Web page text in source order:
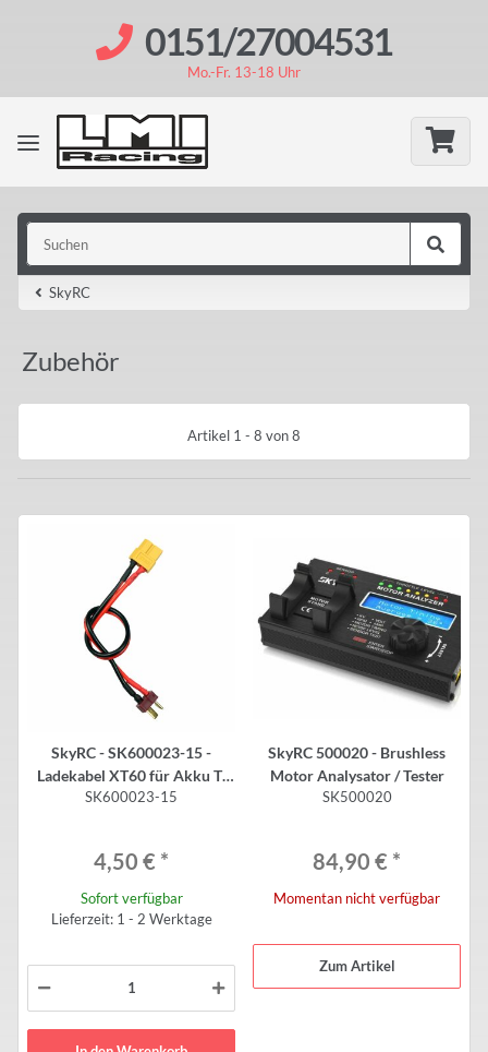
0151/27004531
Mo.-Fr. 13-18 Uhr
SkyRC
Zubehör
Artikel 1 - 8 von 8
SkyRC - SK600023-15 -
Ladekabel XT60 für Akku T-
Buchse
SK600023-15
4,50 € *
Sofort verfügbar
Lieferzeit: 1 - 2 Werktage
SkyRC 500020 - Brushless
Motor Analysator / Tester
SK500020
84,90 € *
Momentan nicht verfügbar
Zum Artikel